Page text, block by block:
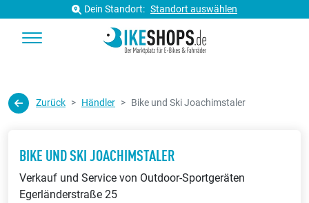
Dein Standort: Standort auswählen
Zurück Händler Bike und Ski Joachimstaler
BIKE UND SKI JOACHIMSTALER
Verkauf und Service von Outdoor-Sportgeräten
Egerländerstraße 25